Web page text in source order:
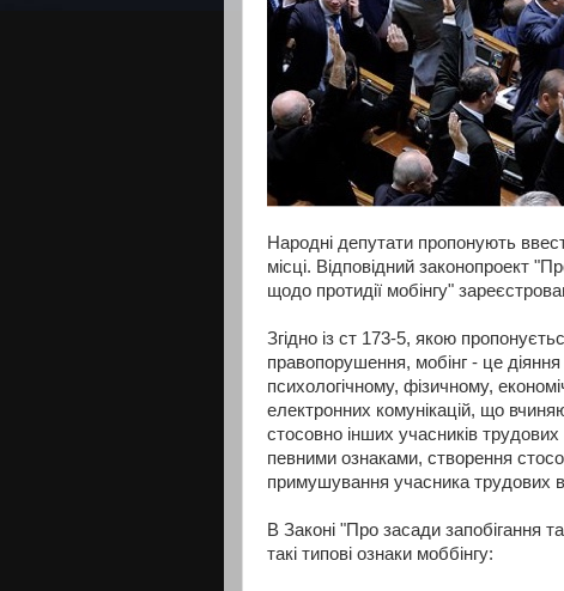
Народні депутати пропонують
місці. Відповідний законопроект
щодо протидії мобінгу"
Згідно із ст 173-5, якою
правопорушення, мобінг - це
психологічному, фізичному,
електронних комунікацій, що
стосовно інших учасників
певними ознаками, створення
примушування учасника трудових
В Законі "Про засади запобігання
такі типові ознаки моббінгу: